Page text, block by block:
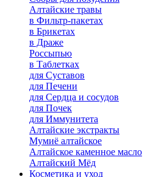
Алтайские травы
в Фильтр-пакетах
в Брикетах
в Драже
Россыпью
в Таблетках
для Cуставов
для Печени
для Сердца и сосудов
для Почек
для Иммунитета
Алтайские экстракты
Мумиё алтайское
Алтайское каменное масло
Алтайский Мёд
Косметика и уход